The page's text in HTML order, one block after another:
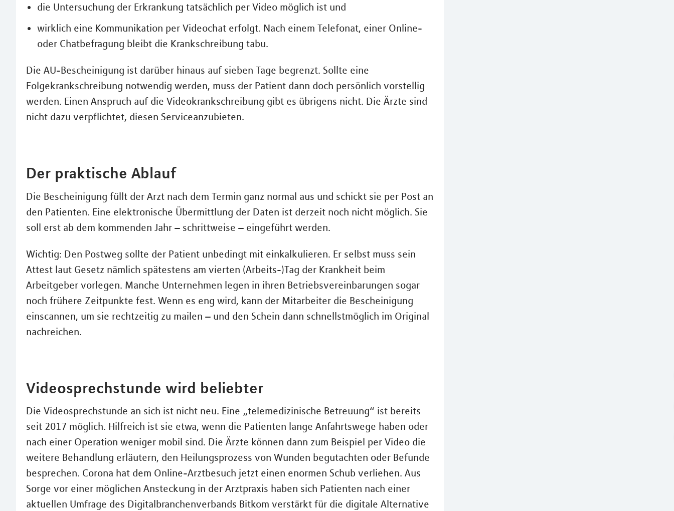
die Untersuchung der Erkrankung tatsächlich per Video möglich ist und
wirklich eine Kommunikation per Videochat erfolgt. Nach einem Telefonat, einer Online-
oder Chatbefragung bleibt die Krankschreibung tabu.
Die AU-Bescheinigung ist darüber hinaus auf sieben Tage begrenzt. Sollte eine
Folgekrankschreibung notwendig werden, muss der Patient dann doch persönlich vorstellig
werden. Einen Anspruch auf die Videokrankschreibung gibt es übrigens nicht. Die Ärzte sind
nicht dazu verpflichtet, diesen Serviceanzubieten.
Der praktische Ablauf
Die Bescheinigung füllt der Arzt nach dem Termin ganz normal aus und schickt sie per Post an
den Patienten. Eine elektronische Übermittlung der Daten ist derzeit noch nicht möglich. Sie
soll erst ab dem kommenden Jahr – schrittweise – eingeführt werden.
Wichtig: Den Postweg sollte der Patient unbedingt mit einkalkulieren. Er selbst muss sein
Attest laut Gesetz nämlich spätestens am vierten (Arbeits-)Tag der Krankheit beim
Arbeitgeber vorlegen. Manche Unternehmen legen in ihren Betriebsvereinbarungen sogar
noch frühere Zeitpunkte fest. Wenn es eng wird, kann der Mitarbeiter die Bescheinigung
einscannen, um sie rechtzeitig zu mailen – und den Schein dann schnellstmöglich im Original
nachreichen.
Videosprechstunde wird beliebter
Die Videosprechstunde an sich ist nicht neu. Eine „telemedizinische Betreuung“ ist bereits
seit 2017 möglich. Hilfreich ist sie etwa, wenn die Patienten lange Anfahrtswege haben oder
nach einer Operation weniger mobil sind. Die Ärzte können dann zum Beispiel per Video die
weitere Behandlung erläutern, den Heilungsprozess von Wunden begutachten oder Befunde
besprechen. Corona hat dem Online-Arztbesuch jetzt einen enormen Schub verliehen. Aus
Sorge vor einer möglichen Ansteckung in der Arztpraxis haben sich Patienten nach einer
aktuellen Umfrage des Digitalbranchenverbands Bitkom verstärkt für die digitale Alternative